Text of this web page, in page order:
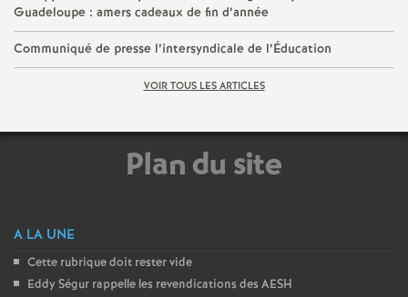
e
r
Guadeloupe : amers cadeaux de fin d’année
Communiqué de presse l’intersyndicale de l’Éducation
VOIR TOUS LES ARTICLES
Plan du site
A LA UNE
Cette rubrique doit rester vide
Eddy Ségur rappelle les revendications des AESH